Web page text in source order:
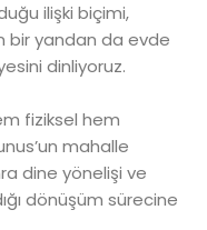
ilişki biçimi,
bir yandan da evde
dinliyoruz.
fiziksel hem
mahalle
dine yönelişi ve
dönüşüm sürecine